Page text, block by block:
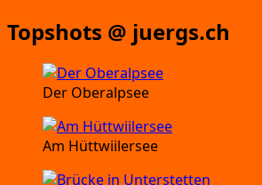
Topshots @ juergs.ch
Der Oberalpsee
Am Hüttwiilersee